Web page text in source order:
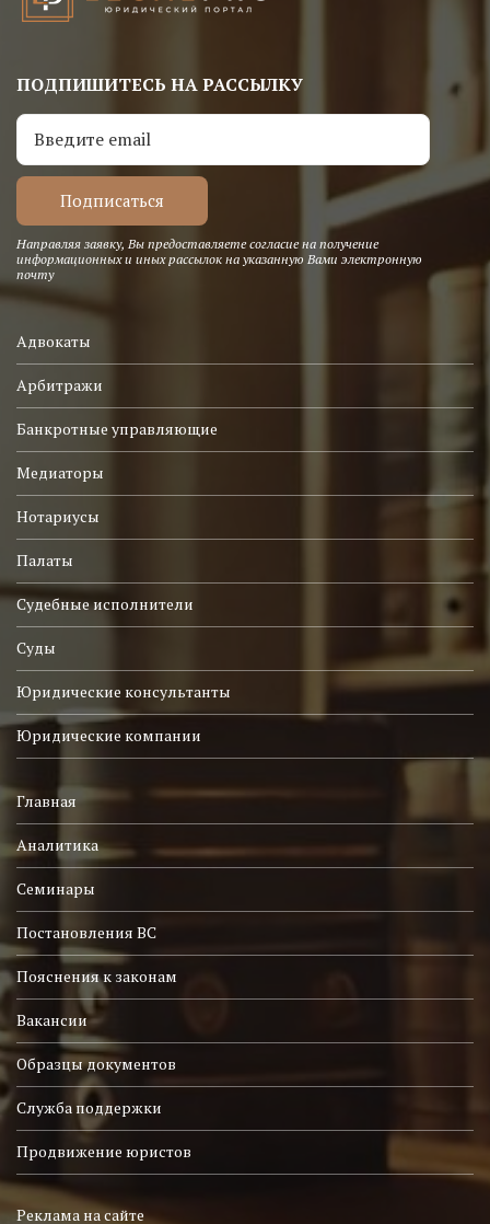
ПОДПИШИТЕСЬ НА РАССЫЛКУ
Направляя заявку, Вы предоставляете согласие на получение
информационных и иных рассылок на указанную Вами электронную
почту
Адвокаты
Арбитражи
Банкротные управляющие
Медиаторы
Нотариусы
Палаты
Судебные исполнители
Суды
Юридические консультанты
Юридические компании
Главная
Аналитика
Семинары
Постановления ВС
Пояснения к законам
Вакансии
Образцы документов
Служба поддержки
Продвижение юристов
Реклама на сайте